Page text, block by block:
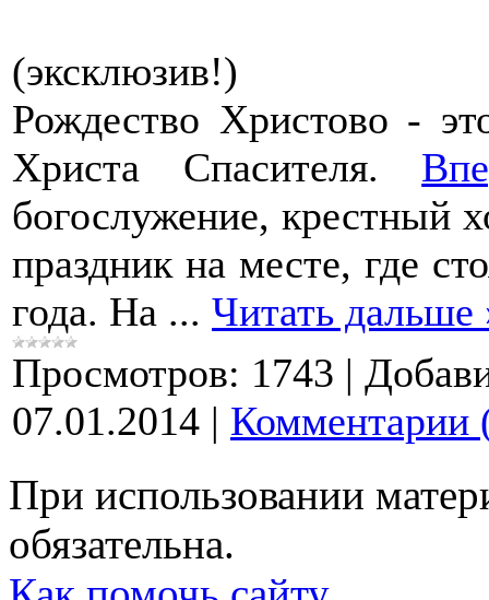
(эксклюзив!)
Рождество Христово -
Христа Спасителя.
богослужение, крестный
праздник на месте, где
года. На ... Читать дальше
Просмотров: 1743 |
07.01.2014 | Комментарии
При использовании
обязательна.